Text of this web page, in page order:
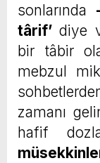
sonlarında
târif’ diye
bir tâbir
mebzul
zamanı
hafif